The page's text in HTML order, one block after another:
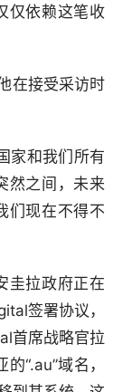
仅依赖这笔收
在接受采访时
家和我们所有
然之间，未来
们现在不得不
圭拉政府正在
签署协议，
首席战略官拉
“.au”域名，